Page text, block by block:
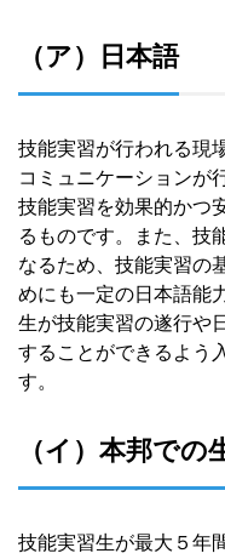
（ア）日本語
技能実習が行われる現
コミュニケーションが
技能実習を効果的かつ
るものです。また、技
なるため、技能実習の
めにも一定の日本語能
生が技能実習の遂行や
することができるよう
す。
（イ）本邦で
技能実習生が最大５年